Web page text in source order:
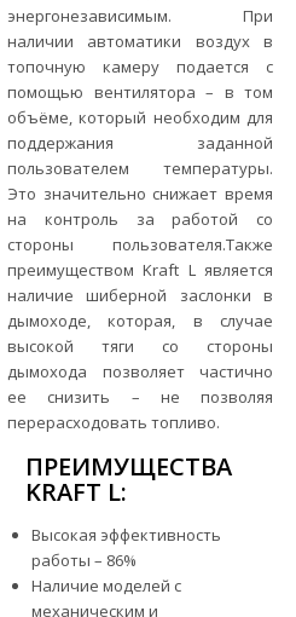
энергонезависимым. При
наличии автоматики воздух в
топочную камеру подается с
помощью вентилятора – в том
объёме, который необходим для
поддержания заданной
пользователем температуры.
Это значительно снижает время
на контроль за работой со
стороны пользователя.Также
преимуществом Kraft L является
наличие шиберной заслонки в
дымоходе, которая, в случае
высокой тяги со стороны
дымохода позволяет частично
ее снизить – не позволяя
перерасходовать топливо.
ПРЕИМУЩЕСТВА
KRAFT L:
Высокая эффективность
работы – 86%
Наличие моделей с
механическим и